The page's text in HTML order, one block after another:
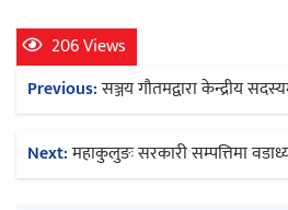
सार्वजनिक
206 Views
Post
navigation
Previous:सञ्जय गौतमद्वारा केन्द्रीय
Next:महाकुलुङः सरकारी सम्पत्तिमा